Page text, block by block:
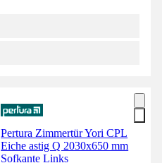
Pertura Zimmertür Yori CPL
Eiche astig Q 2030x650 mm
Sofkante Links